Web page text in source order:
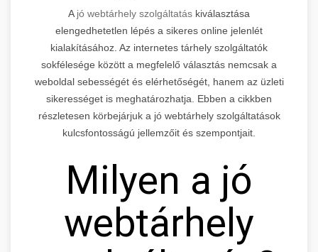
A jó webtárhely szolgáltatás kiválasztása
elengedhetetlen lépés a sikeres online jelenlét
kialakításához. Az internetes tárhely szolgáltatók
sokfélesége között a megfelelő választás nemcsak a
weboldal sebességét és elérhetőségét, hanem az üzleti
sikerességet is meghatározhatja. Ebben a cikkben
részletesen körbejárjuk a jó webtárhely szolgáltatások
kulcsfontosságú jellemzőit és szempontjait.
Milyen a jó
webtárhely